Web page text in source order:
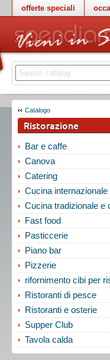
offerte speciali
Catalogo
Ristorazione
Bar e caffe
Canova
Catering
Cucina internazionale
Cucina tradizionale e
Fast food
Pasticcerie
Piano bar
Pizzerie
rifornimento cibi per
Ristoranti di pesce
Ristoranti e osterie
Supper Club
Tavola calda